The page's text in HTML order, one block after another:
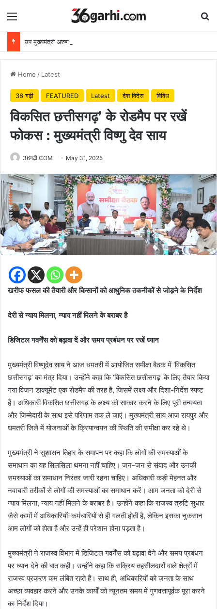
Menu
Home / Latest
36 गढ़ी FEATURED Latest देश विदेस विविध
विकसित छत्तीसगढ़’ के रोडमैप पर रखें
फोकस : मुख्यमंत्री विष्णु देव साय
36गढ़ी.COM May 31, 2025
खरीफ फसल की तैयारी और किसानों को आधुनिक तकनीकों से जोड़ने के निर्देश
देरी से न्याय मिलना, न्याय नहीं मिलने के बराबर है
डिजिटल गवर्नेंस को बढ़ावा दें और समय प्रबंधन पर रखें ध्यान
मुख्यमंत्री विष्णुदेव साय ने आज धमतरी में आयोजित समीक्षा बैठक में ‘विकसित
छत्तीसगढ़’ का मंत्र दिया। उन्होंने कहा कि ‘विकसित छत्तीसगढ़’ के लिए तैयार किया
गया विजन डाक्यूमेंट एक रोडमैप की तरह है, जिसमें लक्ष्य और दिशा-निर्देश स्पष्ट
हैं। अधिकारी विकसित छत्तीसगढ़ के लक्ष्य को साकार करने के लिए पूरी तन्मयता
और जिम्मेदारी के साथ इसे परिणाम तक ले जाएं। मुख्यमंत्री साय आज रायपुर और
धमतरी जिले में योजनाओं के क्रियान्वयन की स्थिति की समीक्षा कर रहे थे।
मुख्यमंत्री ने सुशासन तिहार के समापन पर कहा कि लोगों की समस्याओं के
समाधान का यह सिलसिला थमना नहीं चाहिए। जन-जन से संवाद और उनकी
समस्याओं का समाधान निरंतर जारी रहना चाहिए। अधिकारी कड़ी मेहनत और
नवाचारी तरीकों से लोगों की समस्याओं का समाधान करें। आम जनता को देरी से
न्याय मिलना, न्याय नहीं मिलने के बराबर है। उन्होंने कहा कि राजस्व त्रुटि सुधार
जैसे कामों में अधिकारियों-कर्मचारियों से ही गलती होती है, लेकिन इसका नुकसान
आम लोगों को होता है और उन्हें ही परेशान होना पड़ता है।
मुख्यमंत्री ने राजस्व विभाग में डिजिटल गवर्नेंस को बढ़ावा देने और समय प्रबंधन
पर ध्यान देने की बात कही। उन्होंने कहा कि सक्रिय तहसीलदारों वाले क्षेत्रों में
राजस्व प्रकरण कम लंबित रहते हैं। साथ ही, अधिकारियों को जनता के साथ
अच्छा व्यवहार करने और उनके कार्यों को न्यूनतम समय में गुणवत्तापूर्वक पूरा करने
का निर्देश दिया।